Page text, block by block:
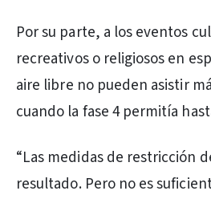
Por su parte, a los eventos
recreativos o religiosos en
aire libre no pueden asistir
cuando la fase 4 permitía
“Las medidas de restricción
resultado. Pero no es